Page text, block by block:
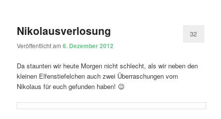
Nikolausverlosung
Veröffentlicht am6. Dezember 2012
32
Da staunten wir heute Morgen nicht schlecht, als wir neben den
kleinen Elfenstiefelchen auch zwei Überraschungen vom
Nikolaus für euch gefunden haben! 😉